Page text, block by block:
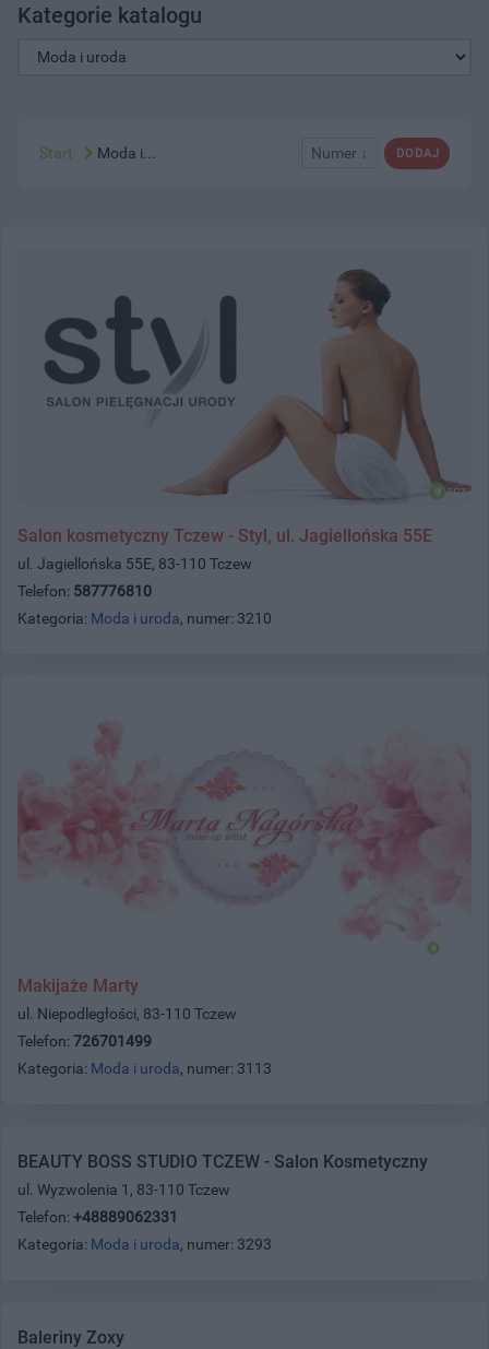
Kategorie katalogu
DODAJ
Numer ↓
Start Moda i...
Salon kosmetyczny Tczew - Styl, ul. Jagiellońska 55E
ul. Jagiellońska 55E, 83-110 Tczew
Telefon: 587776810
Kategoria: Moda i uroda, numer: 3210
Makijaże Marty
ul. Niepodległości, 83-110 Tczew
Telefon: 726701499
Kategoria: Moda i uroda, numer: 3113
BEAUTY BOSS STUDIO TCZEW - Salon Kosmetyczny
ul. Wyzwolenia 1, 83-110 Tczew
Telefon: +48889062331
Kategoria: Moda i uroda, numer: 3293
Baleriny Zoxy